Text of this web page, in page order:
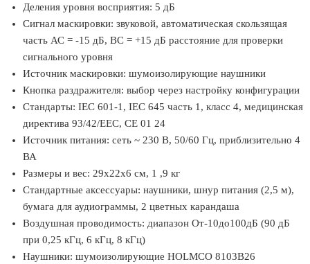
Деления уровня восприятия: 5 дБ
Сигнал маскировки: звуковой, автоматическая скользящая
часть АС = -15 дБ, ВС = +15 дБ расстояние для проверки
сигнального уровня
Источник маскировки: шумоизолирующие наушники
Кнопка раздражителя: выбор через настройку конфигурации
Стандарты: IЕС 601-1, IЕС 645 часть 1, класс 4, медицинская
директива 93/42/ЕЕС, СЕ 01 24
Источник питания: сеть ~ 230 В, 50/60 Гц, приблизительно 4
ВА
Размеры и вес: 29x22x6 см, 1 ,9 кг
Стандартные аксессуары: наушники, шнур питания (2,5 м),
бумага для аудиограммы, 2 цветных карандаша
Воздушная проводимость: диапазон От-10до100дБ (90 дБ
при 0,25 кГц, 6 кГц, 8 кГц)
Наушники: шумоизолирующие HOLMCO 8103В26